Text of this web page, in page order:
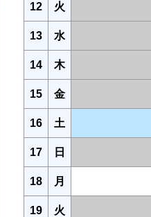
12 火
13 水
14 木
15 金
16 土
17 日
18 月
19 火